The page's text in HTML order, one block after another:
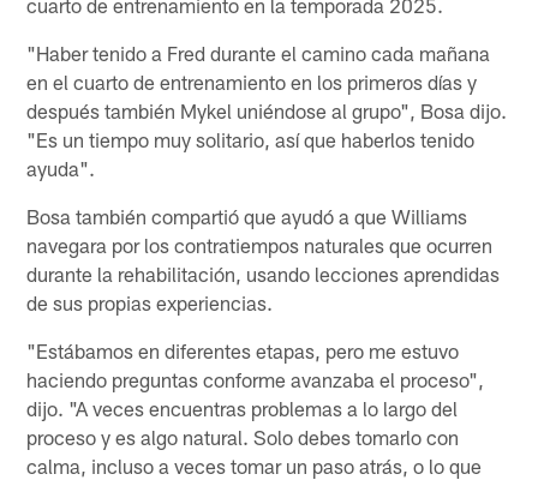
"Haber tenido a Fred durante el camino cada mañana
en el cuarto de entrenamiento en los primeros días y
después también Mykel uniéndose al grupo", Bosa dijo.
"Es un tiempo muy solitario, así que haberlos tenido
ayuda".
Bosa también compartió que ayudó a que Williams
navegara por los contratiempos naturales que ocurren
durante la rehabilitación, usando lecciones aprendidas
de sus propias experiencias.
"Estábamos en diferentes etapas, pero me estuvo
haciendo preguntas conforme avanzaba el proceso",
dijo. "A veces encuentras problemas a lo largo del
proceso y es algo natural. Solo debes tomarlo con
calma, incluso a veces tomar un paso atrás, o lo que